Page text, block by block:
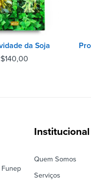
da Soja
140,00
Institucional
Quem Somos
Serviços